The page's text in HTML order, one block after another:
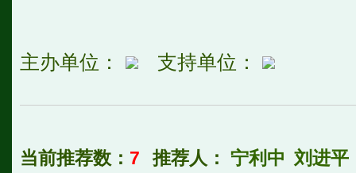
主办单位： 支持单位：
当前推荐数： 7 推荐人： 宁利中 刘进平